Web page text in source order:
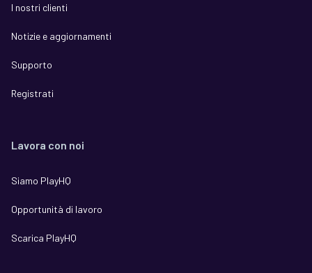
I nostri clienti
Notizie e aggiornamenti
Supporto
Registrati
Lavora con noi
Siamo PlayHQ
Opportunità di lavoro
Scarica PlayHQ